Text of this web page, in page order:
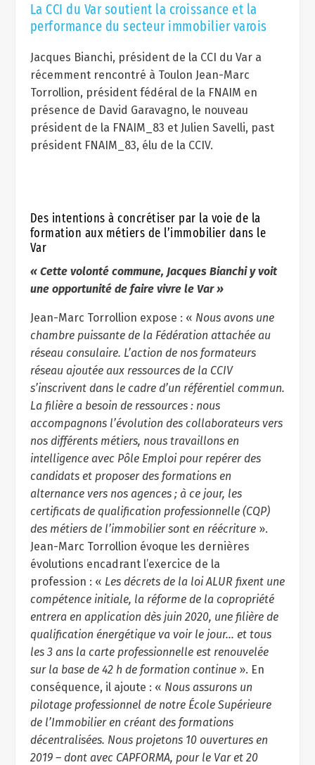
La CCI du Var soutient la croissance et la
performance du secteur immobilier varois
Jacques Bianchi, président de la CCI du Var a
récemment rencontré à Toulon Jean-Marc
Torrollion, président fédéral de la FNAIM en
présence de David Garavagno, le nouveau
président de la FNAIM_83 et Julien Savelli, past
président FNAIM_83, élu de la CCIV.
Des intentions à concrétiser par la voie de la
formation aux métiers de l’immobilier dans le
Var
« Cette volonté commune, Jacques Bianchi y voit
une opportunité de faire vivre le Var »
Jean-Marc Torrollion expose : « Nous avons une
chambre puissante de la Fédération attachée au
réseau consulaire. L’action de nos formateurs
réseau ajoutée aux ressources de la CCIV
s’inscrivent dans le cadre d’un référentiel commun.
La filière a besoin de ressources : nous
accompagnons l’évolution des collaborateurs vers
nos différents métiers, nous travaillons en
intelligence avec Pôle Emploi pour repérer des
candidats et proposer des formations en
alternance vers nos agences ; à ce jour, les
certificats de qualification professionnelle (CQP)
des métiers de l’immobilier sont en réécriture ».
Jean-Marc Torrollion évoque les dernières
évolutions encadrant l’exercice de la
profession : « Les décrets de la loi ALUR fixent une
compétence initiale, la réforme de la copropriété
entrera en application dès juin 2020, une filière de
qualification énergétique va voir le jour… et tous
les 3 ans la carte professionnelle est renouvelée
sur la base de 42 h de formation continue ». En
conséquence, il ajoute : « Nous assurons un
pilotage professionnel de notre École Supérieure
de l’Immobilier en créant des formations
décentralisées. Nous projetons 10 ouvertures en
2019 – dont avec CAPFORMA, pour le Var et 20